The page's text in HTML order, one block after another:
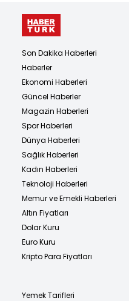
Son Dakika Haberleri
Haberler
Ekonomi Haberleri
Güncel Haberler
Magazin Haberleri
Spor Haberleri
Dünya Haberleri
Sağlık Haberleri
Kadın Haberleri
Teknoloji Haberleri
Memur ve Emekli Haberleri
Altın Fiyatları
Dolar Kuru
Euro Kuru
Kripto Para Fiyatları
Yemek Tarifleri